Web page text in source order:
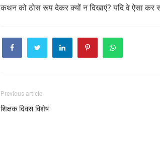
कथन को ठोस रूप देकर क्यों न दिखाएं? यदि वे ऐसा कर
Previous article
शिक्षक दिवस विशेष